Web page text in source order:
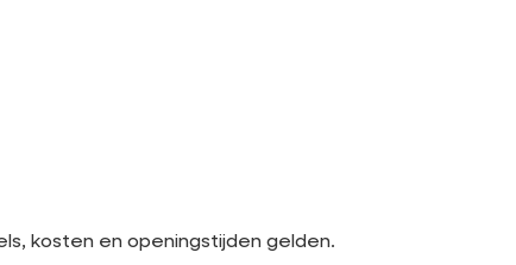
kosten en openingstijden gelden.